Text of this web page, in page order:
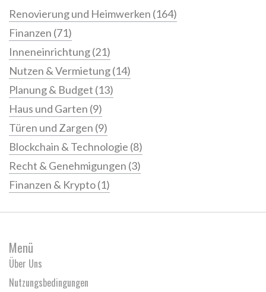
Renovierung und Heimwerken (164)
Finanzen (71)
Inneneinrichtung(21)
Nutzen & Vermietung(14)
Planung & Budget (13)
Haus und Garten (9)
Türen und Zargen (9)
Blockchain & Technologie (8)
Recht & Genehmigungen (3)
Finanzen & Krypto(1)
Menü
Über Uns
Nutzungsbedingungen